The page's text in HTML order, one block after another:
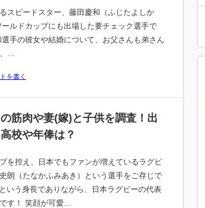
スピードスター、藤田慶和（ふじたよしか
ルドカップにも出場した要チェック選手で
手の彼女や結婚について、お父さんも弟さん
、…
を書く
筋肉や妻(嫁)と子供を調査！出
校や年俸は？
を控え、日本でもファンが増えているラグビ
朗（たなかふみあき）という選手をご存じで
いう身長でありながら、日本ラグビーの代表
す！ 笑顔が可愛…